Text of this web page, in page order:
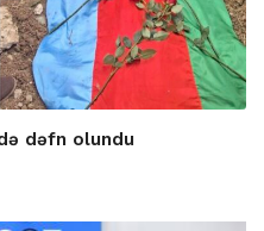
dəfn olundu